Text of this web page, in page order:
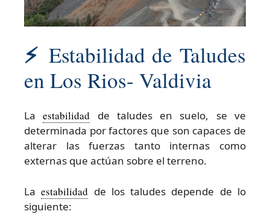
⚡ Estabilidad de Taludes
en Los Rios- Valdivia
Laestabilidad de taludes en suelo, se ve
determinada por factores que son capaces de
alterar las fuerzas tanto internas como
externas que actúan sobre el terreno.
Laestabilidad de los taludes depende de lo
siguiente: